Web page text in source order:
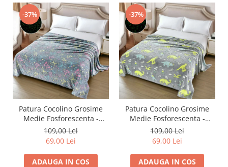
-37%
Patura Cocolino Grosime
Medie Fosforescenta -
Fluturasi Colorati
109,00 Lei
69,00 Lei
ADAUGA IN COS
-37%
Patura Cocolino Grosime
Medie Fosforescenta -
Dinozauri
109,00 Lei
69,00 Lei
ADAUGA IN COS